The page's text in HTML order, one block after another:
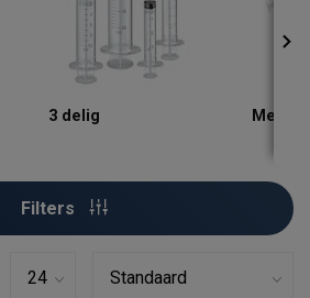
3 delig Met
Filters